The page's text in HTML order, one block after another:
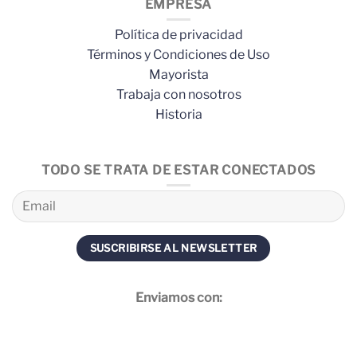
EMPRESA
Política de privacidad
Términos y Condiciones de Uso
Mayorista
Trabaja con nosotros
Historia
TODO SE TRATA DE ESTAR CONECTADOS
Enviamos con: